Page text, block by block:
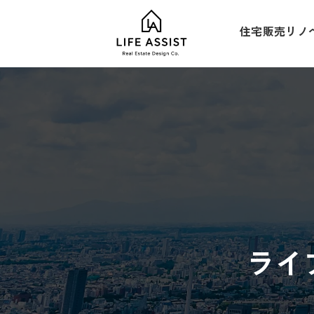
住宅販売リノ
ライ